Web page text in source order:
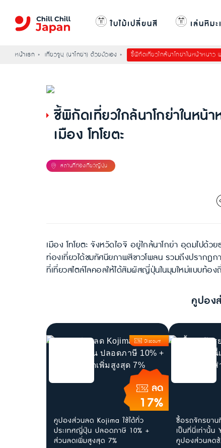
ใบไม้เปลี่ยนสี เล่นหิมะ
หน้าแรก เที่ยวจูบุ (นาโกย่า) ด้วยตัวเอง ชี้พิกัดเที่ยวใกล้นาโกย่าในหน้าหนาว
ชี้พิกัดเที่ยวใกล้นาโกย่าในหน้
เมือง โทโยตะ
เมือง โทโยตะ จังหวัดไอจิ อยู่ใกล้นาโกย่า อุดมไปด้ว
ท่องเที่ยวได้ชมทัศนียภาพสีขาวโพลน รวมถึงปรากฏ
ที่เที่ยวสไตล์โลคอลให้ได้สัมผัสญี่ปุ่นในมุมใหม่แบบท้อ
คูปอง
ลด
17%
Discount
คูปองส่วนลด Kojima ใช้ได้ทั่ว
ประเทศญี่ปุ่น ปลอดภาษี 10% +
ส่วนลดเพิ่มสูงสุด 7%
ซื้อรถจักรยา
เป็นที่นี่เท่านั้น
คูปองส่วนลดช้